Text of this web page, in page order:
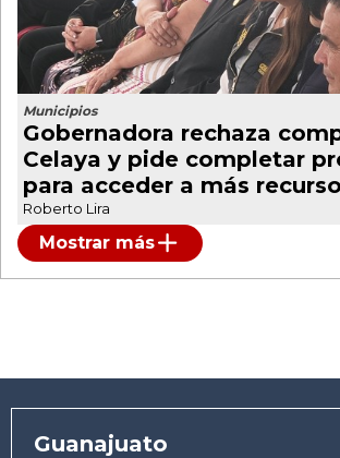
Municipios
Gobernadora rechaza
Celaya y pide completar
para acceder a más
Roberto Lira
Mostrar más
Guanajuato